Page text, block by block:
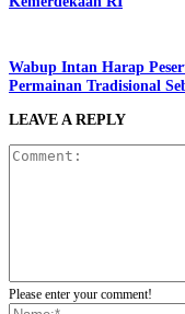
Wabup Intan Harap
Permainan Tradisional
LEAVE A REPLY
Please enter your comment!